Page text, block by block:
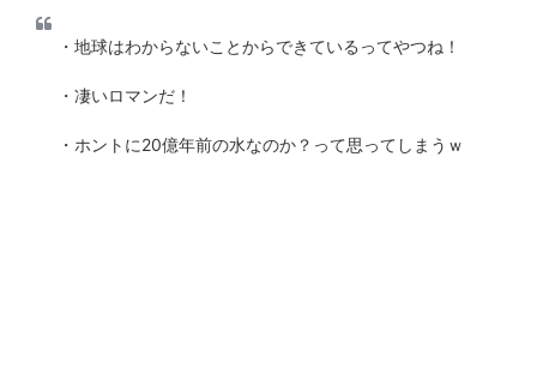
・地球はわからないことからできているってやつね！
・凄いロマンだ！
・ホントに20億年前の水なのか？って思ってしまうｗ